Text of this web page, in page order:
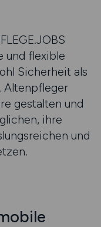
und flexible
Sicherheit als
Altenpfleger
gestalten und
ihre
und